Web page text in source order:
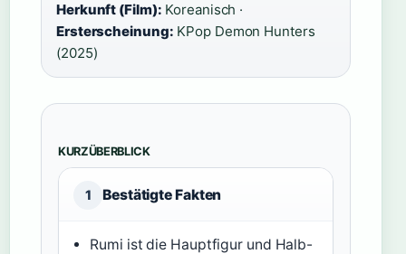
Herkunft (Film): Koreanisch ·
Ersterscheinung: KPop Demon Hunters
(2025)
KURZÜBERBLICK
1 Bestätigte Fakten
Rumi ist die Hauptfigur und Halb-